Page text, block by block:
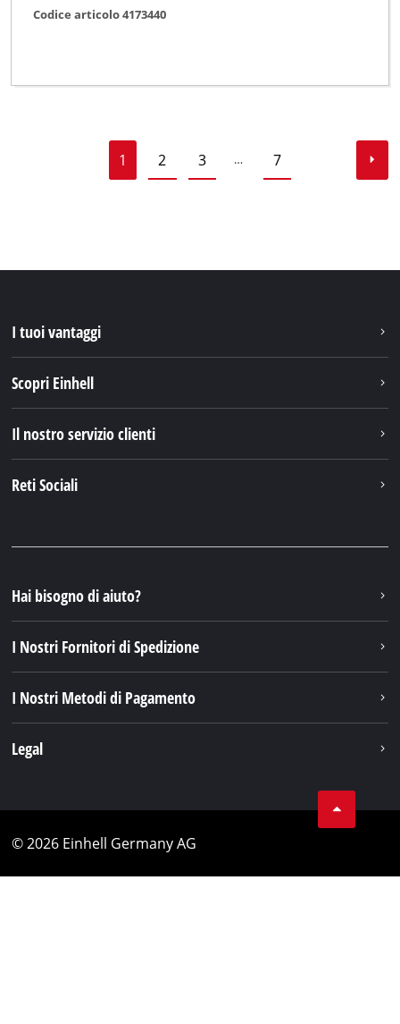
Codice articolo 4173440
1 2 3 … 7
I tuoi vantaggi
Scopri Einhell
Il nostro servizio clienti
Reti Sociali
Hai bisogno di aiuto?
I Nostri Fornitori di Spedizione
I Nostri Metodi di Pagamento
Legal
© 2026 Einhell Germany AG